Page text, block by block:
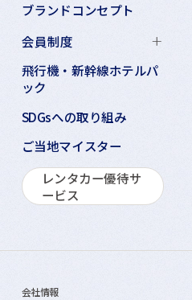
ブランドコンセプト
会員制度
飛行機・新幹線ホテルパ
ック
SDGsへの取り組み
ご当地マイスター
レンタカー優待サ
ービス
会社情報